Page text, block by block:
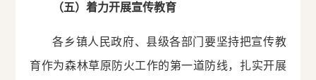
（五）着力开展宣传教育
各乡镇人民政府、县级各部门要坚持把宣传教
育作为森林草原防火工作的第一道防线，扎实开展